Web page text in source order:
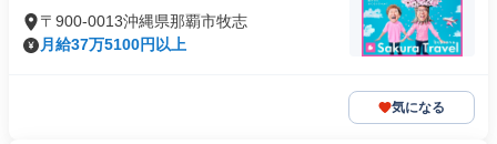
〒900-0013沖縄県那覇市牧志
月給37万5100円以上
気になる